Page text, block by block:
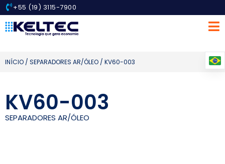
+55 (19) 3115-7900
INÍCIO / SEPARADORES AR/ÓLEO / KV60-003
KV60-003
SEPARADORES AR/ÓLEO